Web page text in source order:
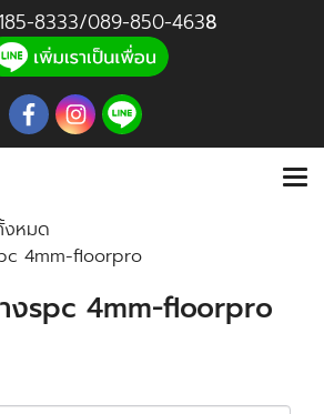
8333/089-850-4638
งหมด
4mm-floorpro
างspc 4mm-floorpro